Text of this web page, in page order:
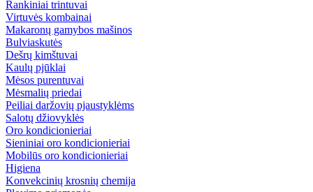
Rankiniai trintuvai
Virtuvės kombainai
Makaronų gamybos mašinos
Bulviaskutės
Dešrų kimštuvai
Kaulų pjūklai
Mėsos purentuvai
Mėsmalių priedai
Peiliai daržovių pjaustyklėms
Salotų džiovyklės
Oro kondicionieriai
Sieniniai oro kondicionieriai
Mobilūs oro kondicionieriai
Higiena
Konvekcinių krosnių chemija